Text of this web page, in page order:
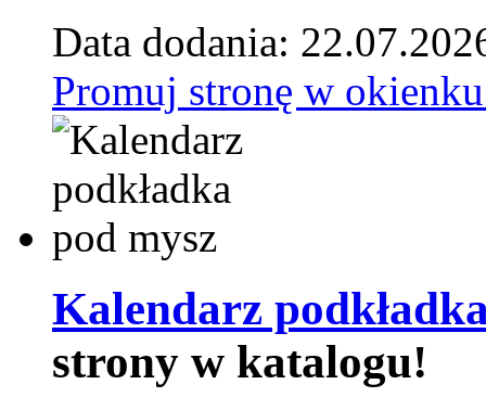
Data dodania:
Promuj stronę w
Kalendarz
strony w katalogu!